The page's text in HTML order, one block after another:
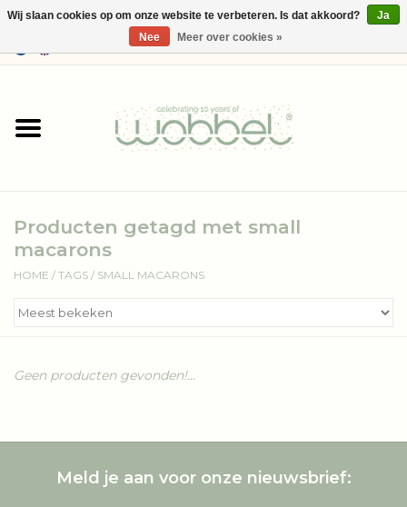
Shop
Producten getagd met small
macarons
HOME / TAGS / SMALL MACARONS
Geen producten gevonden!...
Meld je aan voor onze nieuwsbrief:
Wij slaan cookies op om onze website te verbeteren. Is dat akkoord?
Ja
Nee
Meer over cookies »